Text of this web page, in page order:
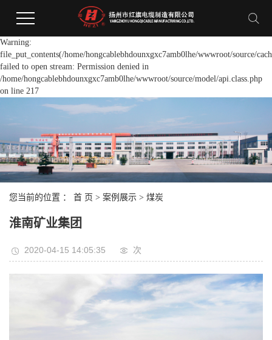
Warning:
file_put_contents(/home/hongcablebhdounxgxc7amb0lhe/wwwroot/source/
failed to open stream: Permission denied in
/home/hongcablebhdounxgxc7amb0lhe/wwwroot/source/model/api.class.php
on line 217
您当前的位置 ： 首 页 > 案例展示 > 煤炭
淮南矿业集团
2020-04-15 14:05:35 次